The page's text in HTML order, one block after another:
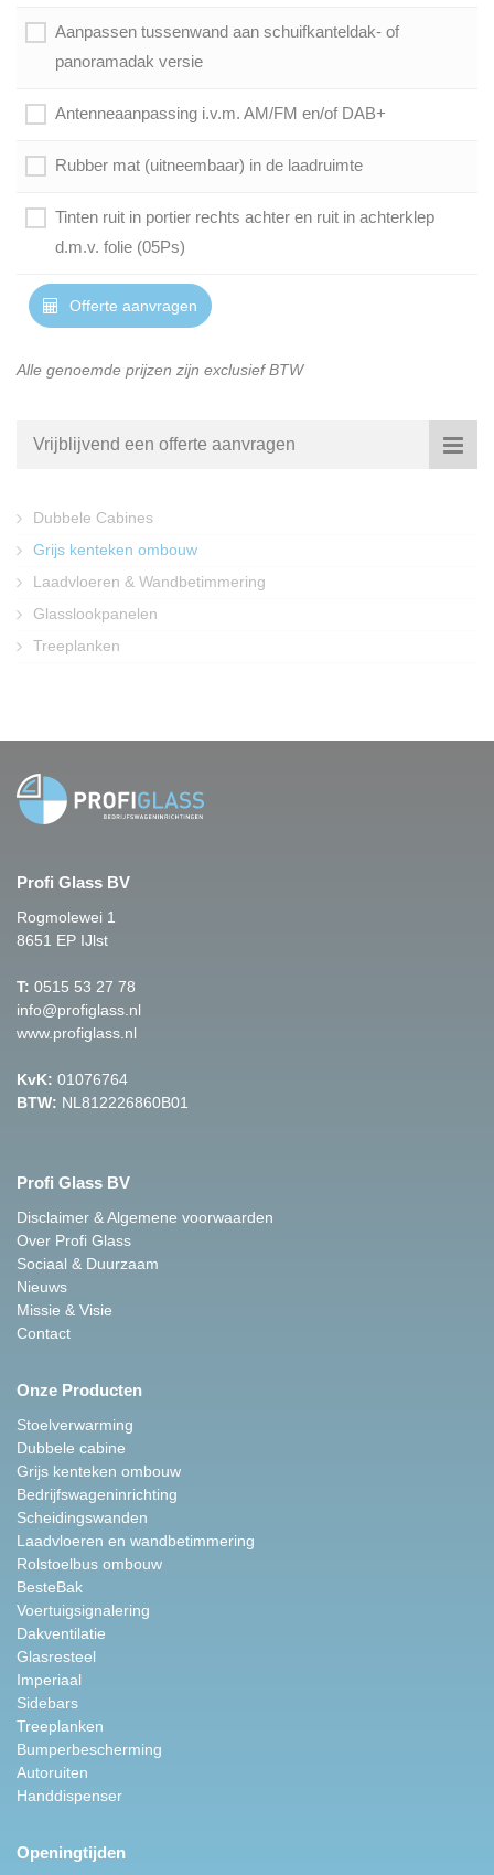
Aanpassen tussenwand aan schuifkanteldak- of
panoramadak versie
Antenneaanpassing i.v.m. AM/FM en/of DAB+
Rubber mat (uitneembaar) in de laadruimte
Tinten ruit in portier rechts achter en ruit in achterklep
d.m.v. folie (05Ps)
Offerte aanvragen
Alle genoemde prijzen zijn exclusief BTW
Vrijblijvend een offerte aanvragen
Dubbele Cabines
Grijs kenteken ombouw
Laadvloeren & Wandbetimmering
Glasslookpanelen
Treeplanken
Profi Glass BV
Rogmolewei 1
8651 EP IJlst
T: 0515 53 27 78
info@profiglass.nl
www.profiglass.nl
KvK: 01076764
BTW: NL812226860B01
Profi Glass BV
Disclaimer & Algemene voorwaarden
Over Profi Glass
Sociaal & Duurzaam
Nieuws
Missie & Visie
Contact
Onze Producten
Stoelverwarming
Dubbele cabine
Grijs kenteken ombouw
Bedrijfswageninrichting
Scheidingswanden
Laadvloeren en wandbetimmering
Rolstoelbus ombouw
BesteBak
Voertuigsignalering
Dakventilatie
Glasresteel
Imperiaal
Sidebars
Treeplanken
Bumperbescherming
Autoruiten
Handdispenser
Openingtijden